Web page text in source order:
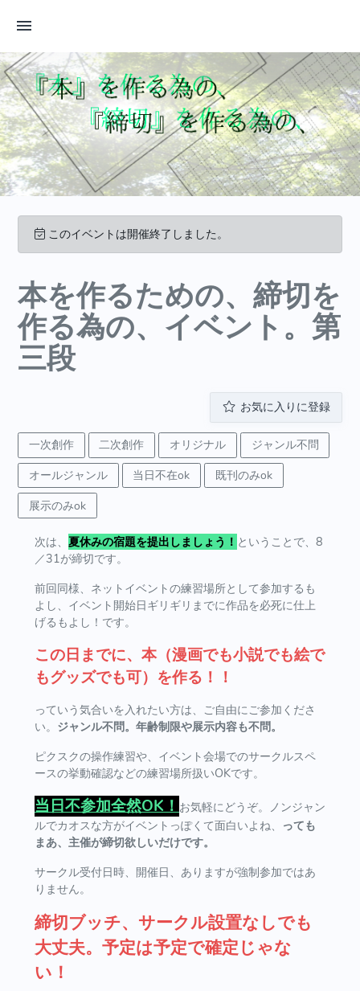
このイベントは開催終了しました。
本を作るための、締切を
作る為の、イベント。第
三段
お気に入りに登録
一次創作 二次創作 オリジナル
ジャンル不問
オールジャンル
当日不在ok
既刊のみok
展示のみok
次は、 夏休みの宿題を提出しましょう！ ということで、8
／31が締切です。
前回同様、ネットイベントの練習場所として参加するも
よし、イベント開始日ギリギリまでに作品を必死に仕上
げるもよし！です。
この日までに、本（漫画でも小説でも絵で
もグッズでも可）を作る！！
っていう気合いを入れたい方は、ご自由にご参加くださ
い。 ジャンル不問。年齢制限や展示内容も不問。
ピクスクの操作練習や、イベント会場でのサークルスペ
ースの挙動確認などの練習場所扱いOKです。
当日不参加全然OK！お気軽にどうぞ。ノンジャン
ルでカオスな方がイベントっぽくて面白いよね、 っても
まあ、主催が締切欲しいだけです。
サークル受付日時、開催日、ありますが強制参加ではあ
りません。
締切ブッチ、サークル設置なしでも
大丈夫。予定は予定で確定じゃな
い！